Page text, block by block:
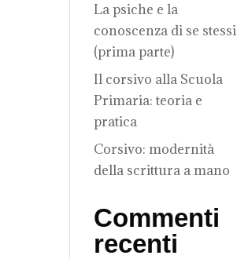
La psiche e la
conoscenza di se stessi
(prima parte)
Il corsivo alla Scuola
Primaria: teoria e
pratica
Corsivo: modernità
della scrittura a mano
Commenti
recenti